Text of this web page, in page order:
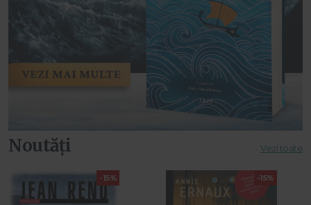
Noutăți Vezi toate
-15% -15%